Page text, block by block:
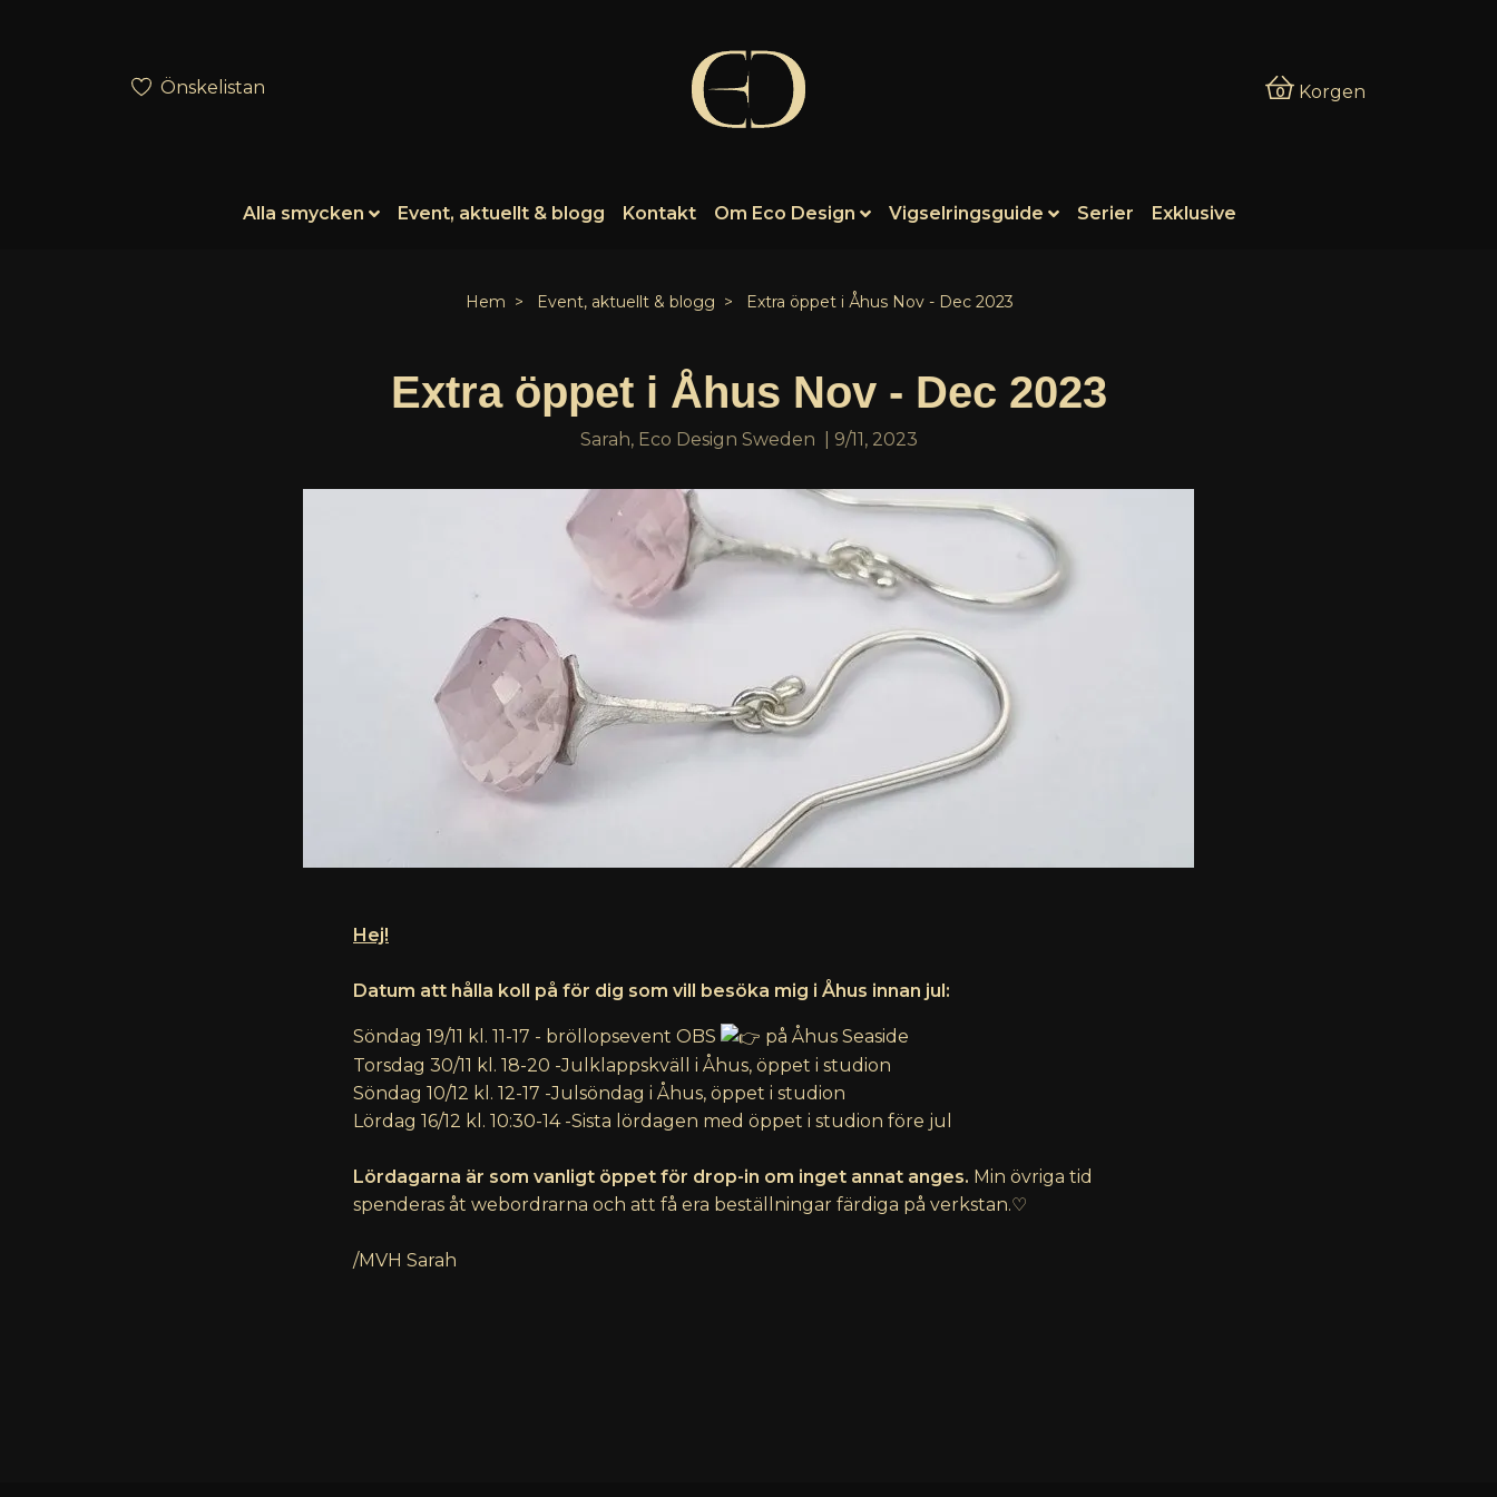
Önskelistan 0 Korgen
Alla smycken Event, aktuellt & blogg Kontakt Om Eco Design Vigselringsguide Serier Exklusive
Hem Event, aktuellt & blogg Extra öppet i Åhus Nov - Dec 2023
Extra öppet i Åhus Nov - Dec 2023
Sarah, Eco Design Sweden 9/11, 2023
Hej!
Datum att hålla koll på för dig som vill besöka mig i Åhus innan jul:
Söndag 19/11 kl. 11-17 - bröllopsevent OBS
på Åhus Seaside
Torsdag 30/11 kl. 18-20 -Julklappskväll i Åhus, öppet i studion
Söndag 10/12 kl. 12-17 -Julsöndag i Åhus, öppet i studion
Lördag 16/12 kl. 10:30-14 -Sista lördagen med öppet i studion före jul
Lördagarna är som vanligt öppet för drop-in om inget annat anges. Min övriga tid
spenderas åt webordrarna och att få era beställningar färdiga på verkstan.♡
/MVH Sarah